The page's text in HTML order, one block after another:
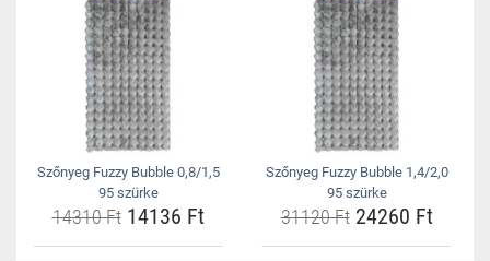
Szőnyeg Fuzzy Bubble 0,8/1,5
95 szürke
14310 Ft14136 Ft
Szőnyeg Fuzzy Bubble 1,4/2,0
95 szürke
31120 Ft24260 Ft